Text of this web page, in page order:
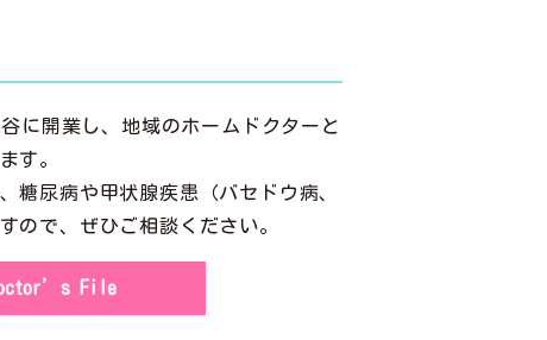
に開業し、地域のホームドクターと
す。
糖尿病や甲状腺疾患（バセドウ病、
ので、ぜひご相談ください。
File